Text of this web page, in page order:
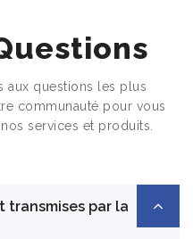
aux questions les plus
communauté pour vous
services et produits.
transmises par la